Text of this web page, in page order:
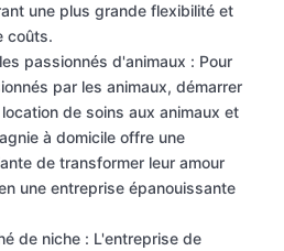
une plus grande flexibilité et
coûts.
passionnés d'animaux : Pour
par les animaux, démarrer
de soins aux animaux et
à domicile offre une
de transformer leur amour
une entreprise épanouissante
de niche : L'entreprise de